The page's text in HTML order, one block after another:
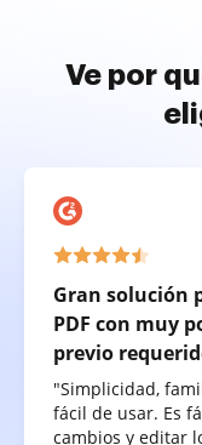
Ve por
Gran solución
PDF con muy
previo
"Simplicidad,
fácil de usar. Es
cambios y editar